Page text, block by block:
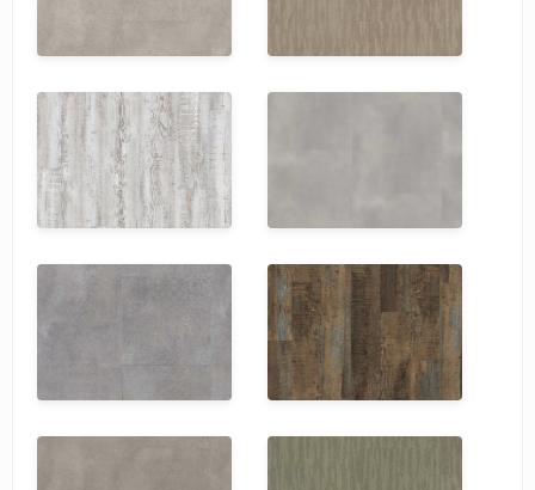
TANTO
Vinil click
Vinilam
Wonderful Vinyl